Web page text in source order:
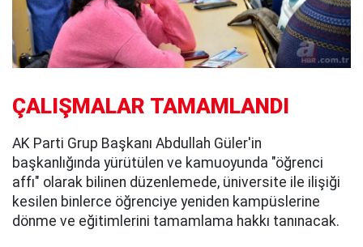
ÇALIŞMALAR TAMAMLANDI
AK Parti Grup Başkanı Abdullah Güler'in
başkanlığında yürütülen ve kamuoyunda "öğrenci
affı" olarak bilinen düzenlemede, üniversite ile ilişiği
kesilen binlerce öğrenciye yeniden kampüslerine
dönme ve eğitimlerini tamamlama hakkı tanınacak.